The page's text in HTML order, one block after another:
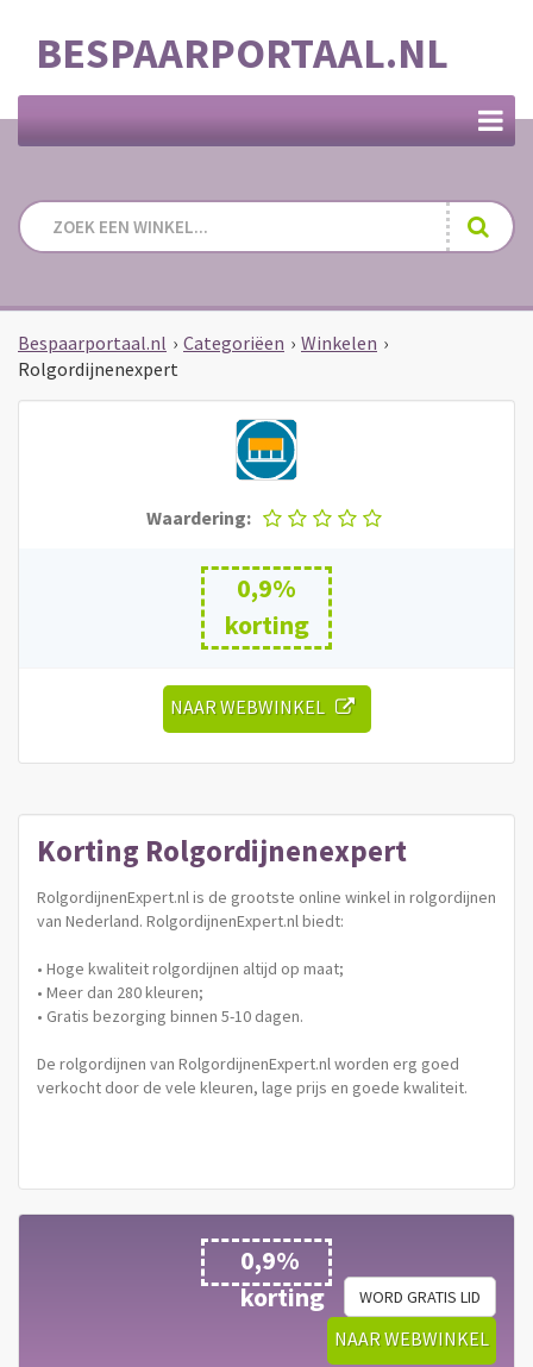
BESPAARPORTAAL.NL
Bespaarportaal.nl › Categoriëen › Winkelen ›
Rolgordijnenexpert
Waardering:
0,9%
korting
NAAR WEBWINKEL
Korting Rolgordijnenexpert
RolgordijnenExpert.nl is de grootste online winkel in rolgordijnen
van Nederland. RolgordijnenExpert.nl biedt:
• Hoge kwaliteit rolgordijnen altijd op maat;
• Meer dan 280 kleuren;
• Gratis bezorging binnen 5-10 dagen.
De rolgordijnen van RolgordijnenExpert.nl worden erg goed
verkocht door de vele kleuren, lage prijs en goede kwaliteit.
0,9%
korting
WORD GRATIS LID
NAAR WEBWINKEL